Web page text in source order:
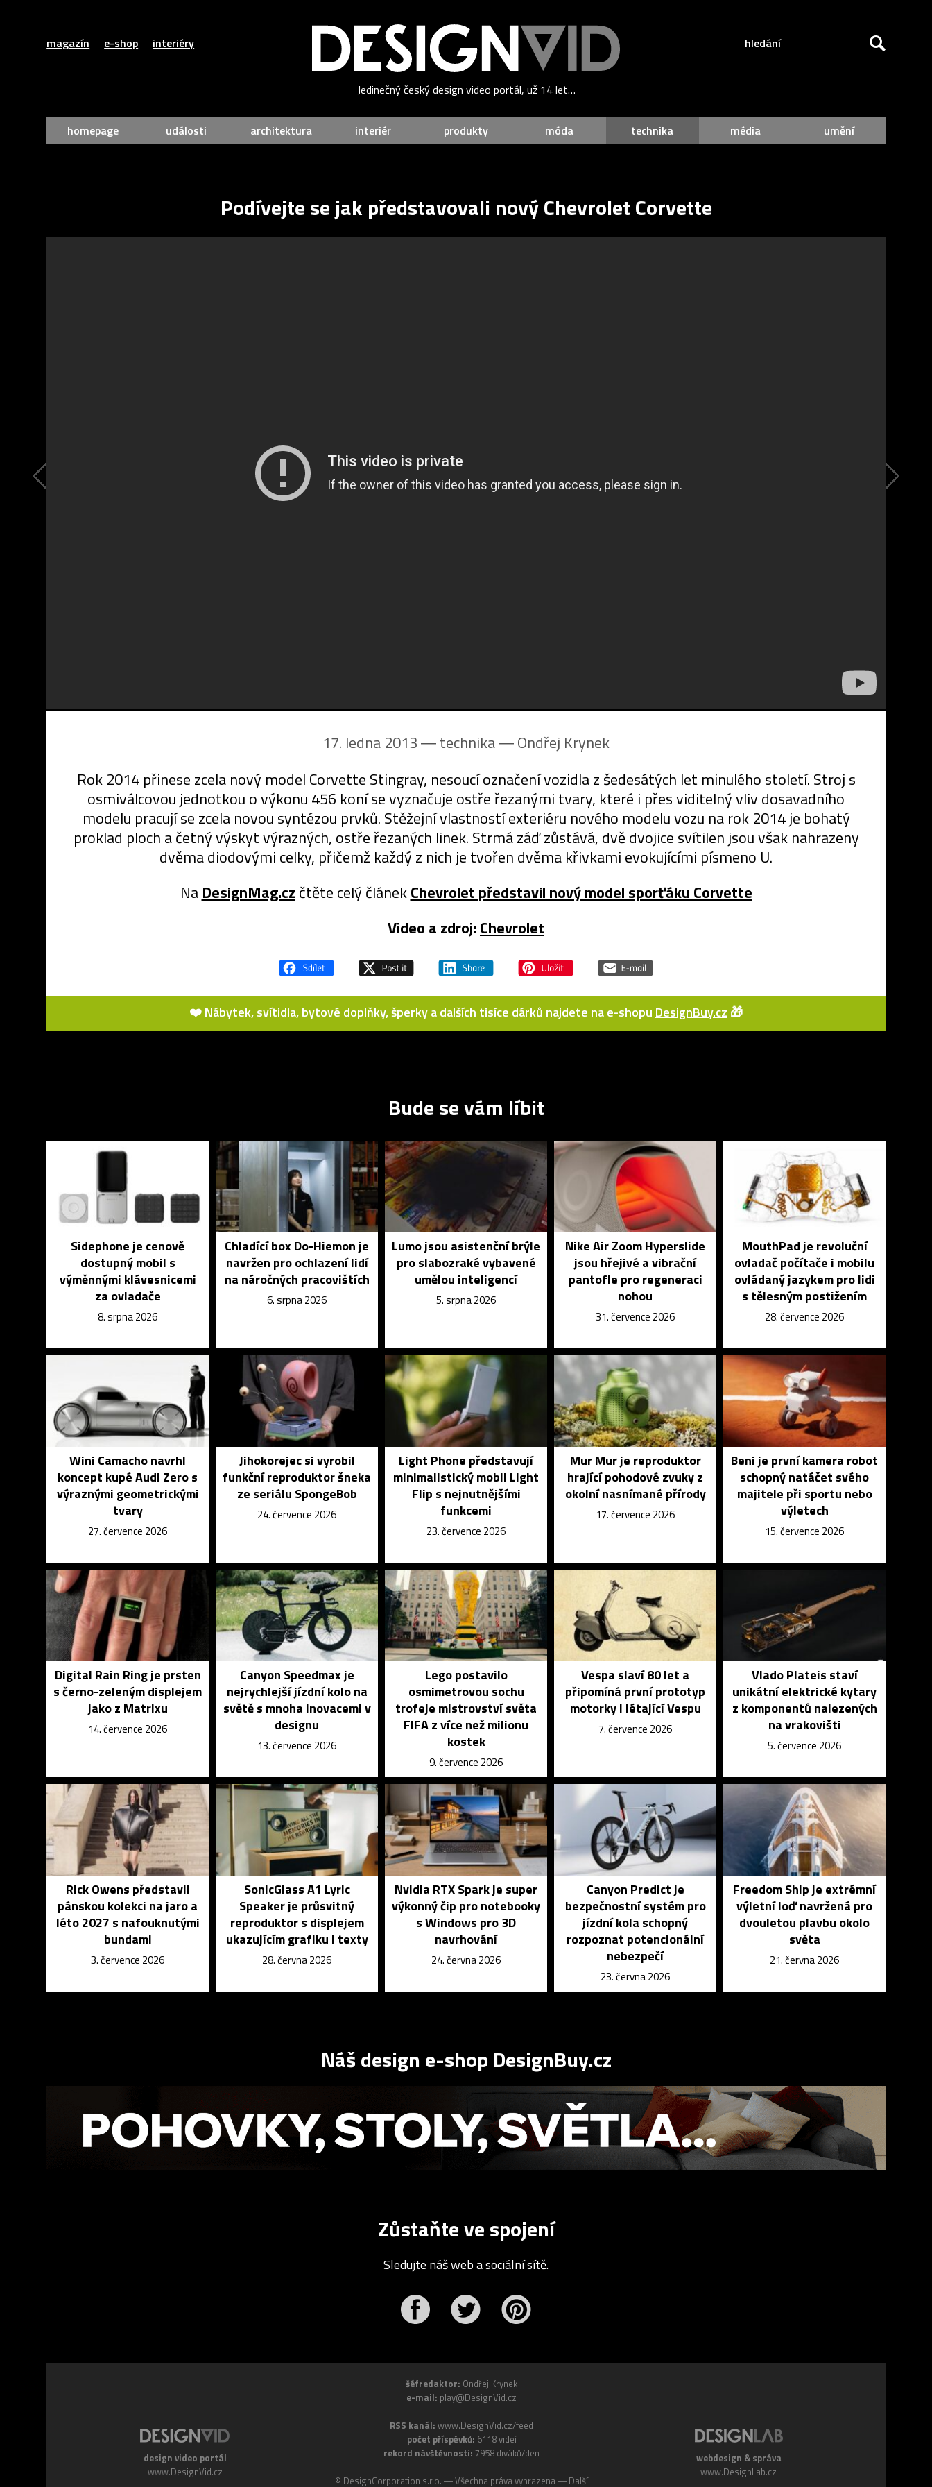
magazín e-shop interiéry
Jedinečný český design video portál, už 14 let…
homepage události architektura interiér produkty móda technika média umění
Podívejte se jak představovali nový Chevrolet Corvette
17. ledna 2013 ― technika ―Ondřej Krynek
Rok 2014 přinese zcela nový model Corvette Stingray, nesoucí označení vozidla z šedesátých let minulého století. Stroj s
osmiválcovou jednotkou o výkonu 456 koní se vyznačuje ostře řezanými tvary, které i přes viditelný vliv dosavadního
modelu pracují se zcela novou syntézou prvků. Stěžejní vlastností exteriéru nového modelu vozu na rok 2014 je bohatý
proklad ploch a četný výskyt výrazných, ostře řezaných linek. Strmá záď zůstává, dvě dvojice svítilen jsou však nahrazeny
dvěma diodovými celky, přičemž každý z nich je tvořen dvěma křivkami evokujícími písmeno U.
Na DesignMag.cz čtěte celý článekChevrolet představil nový model sporťáku Corvette
Video a zdroj: Chevrolet
❤️ Nábytek, svítidla, bytové doplňky, šperky a dalších tisíce dárků najdete na e-shopu DesignBuy.cz 🎁
Bude se vám líbit
Sidephone je cenově
dostupný mobil s
výměnnými klávesnicemi
za ovladače
8. srpna 2026
Chladící box Do-Hiemon je
navržen pro ochlazení lidí
na náročných pracovištích
6. srpna 2026
Lumo jsou asistenční brýle
pro slabozraké vybavené
umělou inteligencí
5. srpna 2026
Nike Air Zoom Hyperslide
jsou hřejivé a vibrační
pantofle pro regeneraci
nohou
31. července 2026
MouthPad je revoluční
ovladač počítače i mobilu
ovládaný jazykem pro lidi
s tělesným postižením
28. července 2026
Wini Camacho navrhl
koncept kupé Audi Zero s
výraznými geometrickými
tvary
27. července 2026
Jihokorejec si vyrobil
funkční reproduktor šneka
ze seriálu SpongeBob
24. července 2026
Light Phone představují
minimalistický mobil Light
Flip s nejnutnějšími
funkcemi
23. července 2026
Mur Mur je reproduktor
hrající pohodové zvuky z
okolní nasnímané přírody
17. července 2026
Beni je první kamera robot
schopný natáčet svého
majitele při sportu nebo
výletech
15. července 2026
Digital Rain Ring je prsten
s černo-zeleným displejem
jako z Matrixu
14. července 2026
Canyon Speedmax je
nejrychlejší jízdní kolo na
světě s mnoha inovacemi v
designu
13. července 2026
Lego postavilo
osmimetrovou sochu
trofeje mistrovství světa
FIFA z více než milionu
kostek
9. července 2026
Vespa slaví 80 let a
připomíná první prototyp
motorky i létající Vespu
7. července 2026
Vlado Plateis staví
unikátní elektrické kytary
z komponentů nalezených
na vrakovišti
5. července 2026
Rick Owens představil
pánskou kolekci na jaro a
léto 2027 s nafouknutými
bundami
3. července 2026
SonicGlass A1 Lyric
Speaker je průsvitný
reproduktor s displejem
ukazujícím grafiku i texty
28. června 2026
Nvidia RTX Spark je super
výkonný čip pro notebooky
s Windows pro 3D
navrhování
24. června 2026
Canyon Predict je
bezpečnostní systém pro
jízdní kola schopný
rozpoznat potencionální
nebezpečí
23. června 2026
Freedom Ship je extrémní
výletní loď navržená pro
dvouletou plavbu okolo
světa
21. června 2026
Náš design e-shop DesignBuy.cz
Zůstaňte ve spojení
Sledujte náš web a sociální sítě.
design video portál
www.DesignVid.cz
šéfredaktor: Ondřej Krynek
e-mail: play@DesignVid.cz
RSS kanál: www.DesignVid.cz/feed
počet příspěvků: 6118 videí
rekord návštěvnosti: 7958 diváků/den
© DesignCorporation s.r.o. ― Všechna práva vyhrazena ― Další
webdesign & správa
www.DesignLab.cz